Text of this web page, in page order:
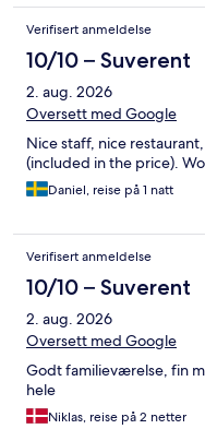
Verifisert anmeldelse
10/10 – Suverent
2. aug. 2026
Oversett med Google
Nice staff, nice
(included in the price).
Daniel, reise på 1 natt
Verifisert anmeldelse
10/10 – Suverent
2. aug. 2026
Oversett med Google
Godt familieværelse, fin
hele
Niklas, reise på 2 netter